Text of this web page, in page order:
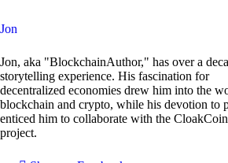
Jon
Jon, aka "BlockchainAuthor," has over a
storytelling experience. His fascination for
decentralized economies drew him into the
blockchain and crypto, while his devotion to
enticed him to collaborate with the CloakCoin
project.